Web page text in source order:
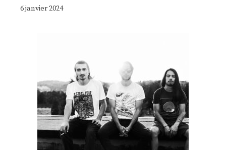
6 janvier 2024